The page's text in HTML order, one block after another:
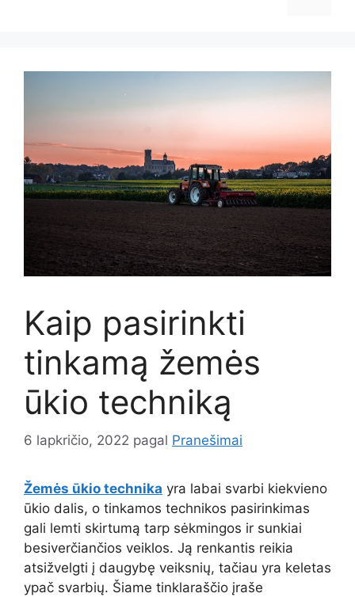
Kaip pasirinkti
tinkamą žemės
ūkio techniką
6 lapkričio, 2022 pagal Pranešimai
Žemės ūkio technika yra labai svarbi kiekvieno
ūkio dalis, o tinkamos technikos pasirinkimas
gali lemti skirtumą tarp sėkmingos ir sunkiai
besiverčiančios veiklos. Ją renkantis reikia
atsižvelgti į daugybę veiksnių, tačiau yra keletas
ypač svarbių. Šiame tinklaraščio įraše